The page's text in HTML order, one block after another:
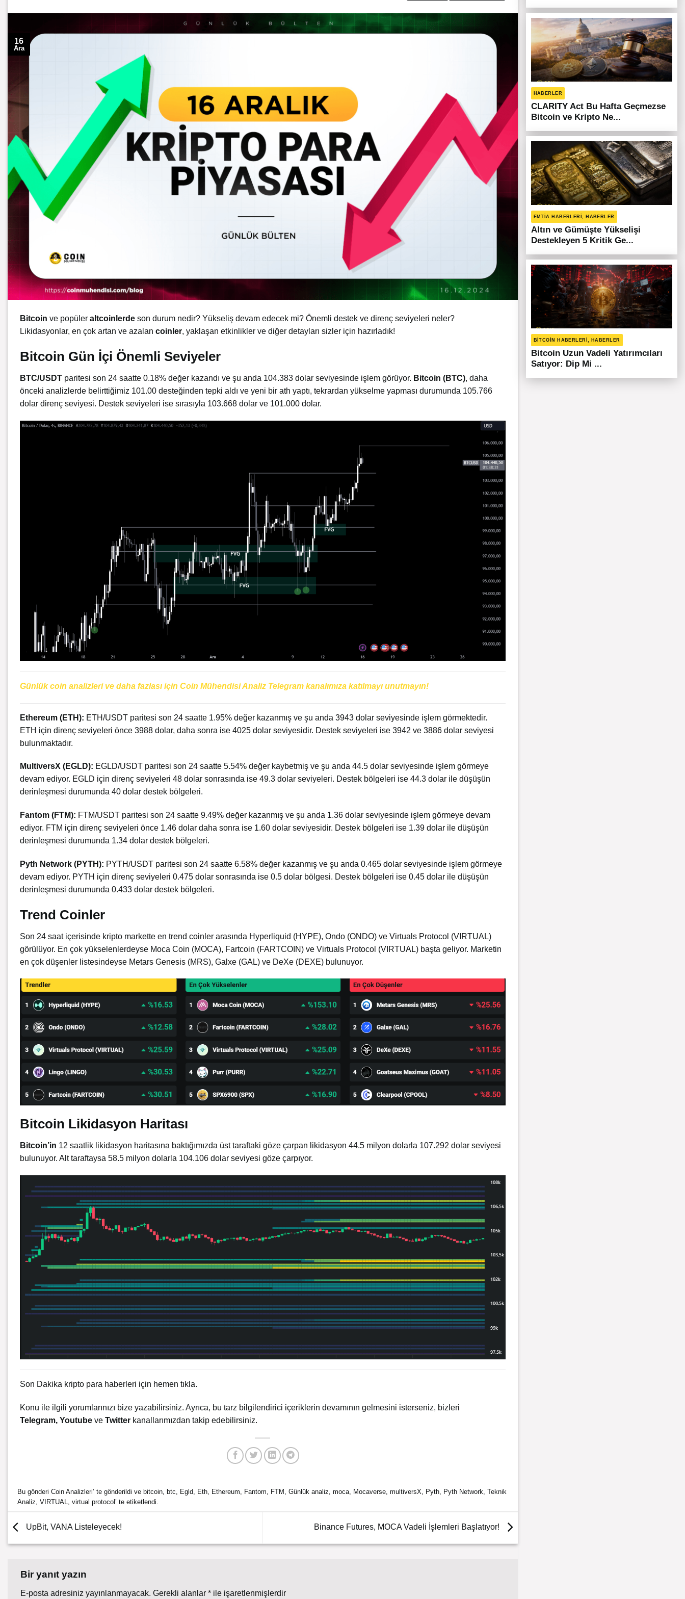
16
Ara
Bitcoin ve popüler altcoinlerde son durum nedir? Yükseliş devam edecek mi? Önemli destek ve direnç seviyeleri neler?
Likidasyonlar, en çok artan ve azalan coinler, yaklaşan etkinlikler ve diğer detayları sizler için hazırladık!
Bitcoin Gün İçi Önemli Seviyeler
BTC/USDT paritesi son 24 saatte 0.18% değer kazandı ve şu anda 104.383 dolar seviyesinde işlem görüyor. Bitcoin (BTC), daha
önceki analizlerde belirttiğimiz 101.00 desteğinden tepki aldı ve yeni bir ath yaptı, tekrardan yükselme yapması durumunda 105.766
dolar direnç seviyesi. Destek seviyeleri ise sırasıyla 103.668 dolar ve 101.000 dolar.
Günlük coin analizleri ve daha fazlası için Coin Mühendisi Analiz Telegram kanalımıza katılmayı unutmayın!
Ethereum (ETH): ETH/USDT paritesi son 24 saatte 1.95% değer kazanmış ve şu anda 3943 dolar seviyesinde işlem görmektedir.
ETH için direnç seviyeleri önce 3988 dolar, daha sonra ise 4025 dolar seviyesidir. Destek seviyeleri ise 3942 ve 3886 dolar seviyesi
bulunmaktadır.
MultiversX (EGLD): EGLD/USDT paritesi son 24 saatte 5.54% değer kaybetmiş ve şu anda 44.5 dolar seviyesinde işlem görmeye
devam ediyor. EGLD için direnç seviyeleri 48 dolar sonrasında ise 49.3 dolar seviyeleri. Destek bölgeleri ise 44.3 dolar ile düşüşün
derinleşmesi durumunda 40 dolar destek bölgeleri.
Fantom (FTM): FTM/USDT paritesi son 24 saatte 9.49% değer kazanmış ve şu anda 1.36 dolar seviyesinde işlem görmeye devam
ediyor. FTM için direnç seviyeleri önce 1.46 dolar daha sonra ise 1.60 dolar seviyesidir. Destek bölgeleri ise 1.39 dolar ile düşüşün
derinleşmesi durumunda 1.34 dolar destek bölgeleri.
Pyth Network (PYTH): PYTH/USDT paritesi son 24 saatte 6.58% değer kazanmış ve şu anda 0.465 dolar seviyesinde işlem görmeye
devam ediyor. PYTH için direnç seviyeleri 0.475 dolar sonrasında ise 0.5 dolar bölgesi. Destek bölgeleri ise 0.45 dolar ile düşüşün
derinleşmesi durumunda 0.433 dolar destek bölgeleri.
Trend Coinler
Son 24 saat içerisinde kripto markette en trend coinler arasında Hyperliquid (HYPE), Ondo (ONDO) ve Virtuals Protocol (VIRTUAL)
görülüyor. En çok yükselenlerdeyse Moca Coin (MOCA), Fartcoin (FARTCOIN) ve Virtuals Protocol (VIRTUAL) başta geliyor. Marketin
en çok düşenler listesindeyse Metars Genesis (MRS), Galxe (GAL) ve DeXe (DEXE) bulunuyor.
Bitcoin Likidasyon Haritası
Bitcoin’in 12 saatlik likidasyon haritasına baktığımızda üst taraftaki göze çarpan likidasyon 44.5 milyon dolarla 107.292 dolar seviyesi
bulunuyor. Alt taraftaysa 58.5 milyon dolarla 104.106 dolar seviyesi göze çarpıyor.
Son Dakika kripto para haberleri için hemen tıkla.
Konu ile ilgili yorumlarınızı bize yazabilirsiniz. Ayrıca, bu tarz bilgilendirici içeriklerin devamının gelmesini isterseniz, bizleri
Telegram, Youtube ve Twitter kanallarımızdan takip edebilirsiniz.
Bu gönderiCoin Analizleri’ te gönderildi vebitcoin ,btc Egld Eth Ethereum Fantom FTM ,Günlük analiz ,moca Mocaverse ,multiversX Pyth Pyth Network ,Teknik
Analiz ,VIRTUAL ,virtual protocol’ te etiketlendi.
UpBit, VANA Listeleyecek! Binance Futures, MOCA Vadeli İşlemleri Başlatıyor!
Bir yanıt yazın
E-posta adresiniz yayınlanmayacak. Gerekli alanlar * ile işaretlenmişlerdir
HABERLER
CLARITY Act Bu Hafta Geçmezse
Bitcoin ve Kripto Ne...
EMTIA HABERLERI, HABERLER
Altın ve Gümüşte Yükselişi
Destekleyen 5 Kritik Ge...
BITCOIN HABERLERI, HABERLER
Bitcoin Uzun Vadeli Yatırımcıları
Satıyor: Dip Mi ...